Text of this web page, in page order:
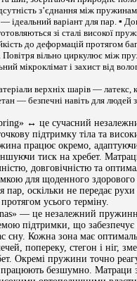
з’єднання між
варіант для пар. ▪︎
зі сталі високої
до деформацій протягом
Повітря вільно циркулює між
мікроклімат і захист від
верхніх шарів — латекс,
— безпечні навіть для людей
↔ це сучасний
підтримку тіла та
працює окремо,
тиск на хребет.
довговічністю та
для щоденного здорового
пар, оскільки не передає рухи
протягом усього терміну.
— це незалежний
підтримки, що забезпечує
сну. Кожна зона має
попереку, стегон і ніг,
Окремі пружини точно
працюють безшумно. Матраци